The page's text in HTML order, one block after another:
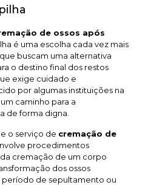
de ossos após
é uma escolha cada vez mais
buscam uma alternativa
o destino final dos restos
exige cuidado e
por algumas instituições na
caminho para a
de forma digna.
o serviço de cremação de
procedimentos
cremação de um corpo
dos ossos
de sepultamento ou